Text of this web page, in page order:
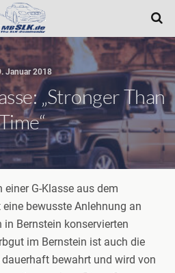
Januar 2018
„Stronger Than
G-Klasse aus dem
bewusste Anlehnung an
Bernstein konservierten
im Bernstein ist auch die
dauerhaft bewahrt und wird von